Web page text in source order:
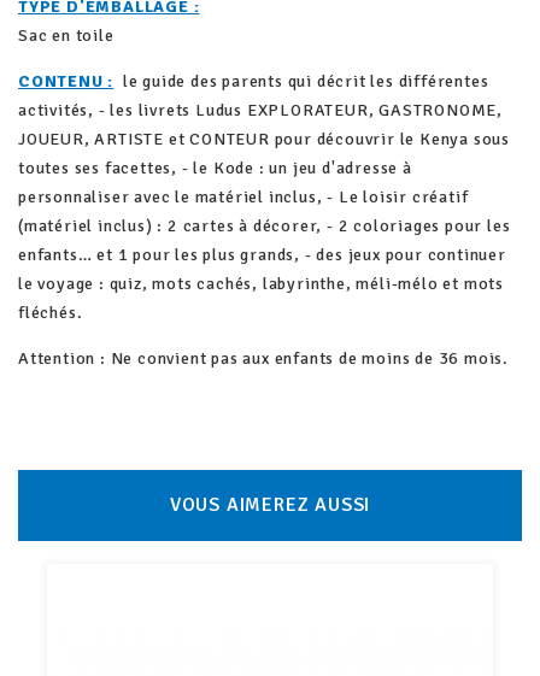
TYPE D'EMBALLAGE :
Sac en toile
CONTENU : le guide des parents qui décrit les différentes
activités, - les livrets Ludus EXPLORATEUR, GASTRONOME,
JOUEUR, ARTISTE et CONTEUR pour découvrir le Kenya sous
toutes ses facettes, - le Kode : un jeu d'adresse à
personnaliser avec le matériel inclus, - Le loisir créatif
(matériel inclus) : 2 cartes à décorer, - 2 coloriages pour les
enfants… et 1 pour les plus grands, - des jeux pour continuer
le voyage : quiz, mots cachés, labyrinthe, méli-mélo et mots
fléchés.
Attention : Ne convient pas aux enfants de moins de 36 mois.
VOUS AIMEREZ AUSSI